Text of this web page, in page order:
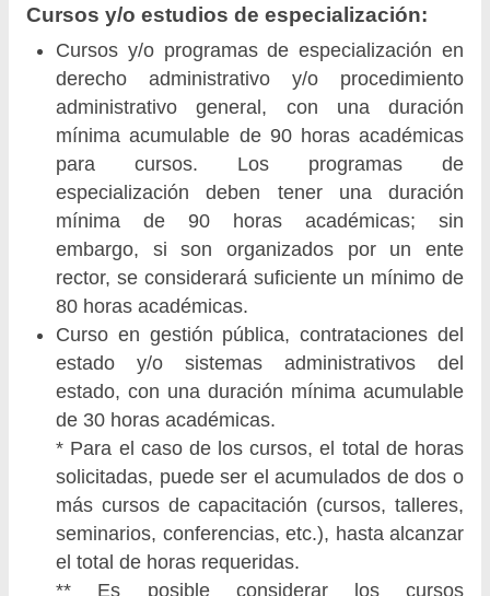
Cursos y/o estudios de especialización:
Cursos y/o programas de especialización en
derecho administrativo y/o procedimiento
administrativo general, con una duración
mínima acumulable de 90 horas académicas
para cursos. Los programas de
especialización deben tener una duración
mínima de 90 horas académicas; sin
embargo, si son organizados por un ente
rector, se considerará suficiente un mínimo de
80 horas académicas.
Curso en gestión pública, contrataciones del
estado y/o sistemas administrativos del
estado, con una duración mínima acumulable
de 30 horas académicas.
* Para el caso de los cursos, el total de horas
solicitadas, puede ser el acumulados de dos o
más cursos de capacitación (cursos, talleres,
seminarios, conferencias, etc.), hasta alcanzar
el total de horas requeridas.
** Es posible considerar los cursos